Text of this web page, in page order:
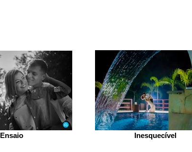
Ensaio Inesquecível